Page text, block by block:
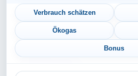
Niedersachsen
Nordrhein-Westfalen
Rheinland-Pfalz
Saarland
Sachsen-Anhalt
Verbrauch schätzen
Ökogas
Bonus